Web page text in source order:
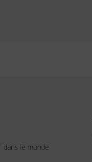
dans le monde